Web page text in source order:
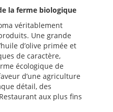
la ferme biologique
véritablement
Une grande
d’olive primée et
de caractère,
écologique de
d’une agriculture
détail, des
aux plus fins